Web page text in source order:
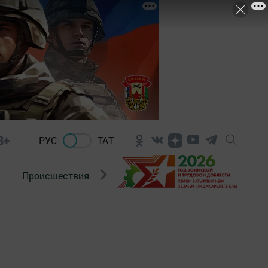
РУС ТАТ
Происшествия Новости Госавтоинспекции